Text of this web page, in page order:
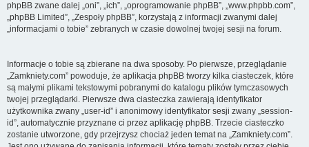
phpBB zwane dalej „oni”, „ich”, „oprogramowanie phpBB”, „www.phpbb.com”,
„phpBB Limited”, „Zespoły phpBB”, korzystają z informacji zwanymi dalej
„informacjami o tobie” zebranych w czasie dowolnej twojej sesji na forum.
Informacje o tobie są zbierane na dwa sposoby. Po pierwsze, przeglądanie
„Zamkniety.com” powoduje, że aplikacja phpBB tworzy kilka ciasteczek, które
są małymi plikami tekstowymi pobranymi do katalogu plików tymczasowych
twojej przeglądarki. Pierwsze dwa ciasteczka zawierają identyfikator
użytkownika zwany „user-id” i anonimowy identyfikator sesji zwany „session-
id”, automatycznie przyznane ci przez aplikację phpBB. Trzecie ciasteczko
zostanie utworzone, gdy przejrzysz chociaż jeden temat na „Zamkniety.com”.